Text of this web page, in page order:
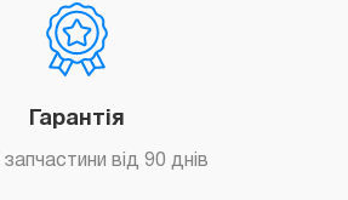
Гарантія
запчастини від 90 днів